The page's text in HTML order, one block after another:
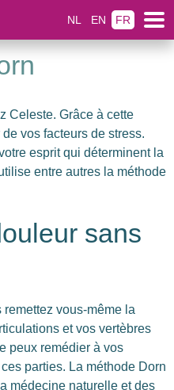
NL EN FR
Celeste. Grâce à cette
vos facteurs de stress.
esprit qui déterminent la
entre autres la méthode
sans
vous-même la
et vos vertèbres
peux remédier à vos
parties. La méthode Dorn
médecine naturelle et des